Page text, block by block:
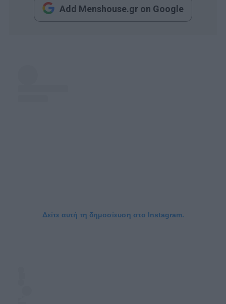
Add Menshouse.gr on Google
Δείτε αυτή τη δημοσίευση στο Instagram.